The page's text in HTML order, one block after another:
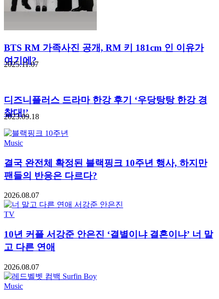
BTS RM 가족사진 공개, RM 키 181cm 인 이유가
여기에?
2025.11.07
디즈니플러스 드라마 한강 후기 ‘우당탕탕 한강 경
찰대!’
2023.09.18
Music
결국 완전체 확정된 블랙핑크 10주년 행사, 하지만
팬들의 반응은 다르다?
2026.08.07
TV
10년 커플 서강준 안은진 ‘결별이냐 결혼이냐’ 너 말
고 다른 연애
2026.08.07
Music